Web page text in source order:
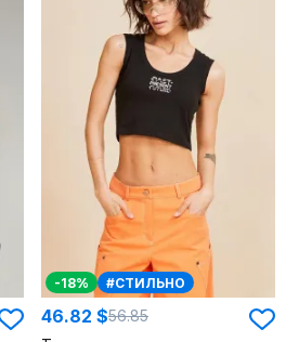
-18% #СТИЛЬНО
46.82 $56.85